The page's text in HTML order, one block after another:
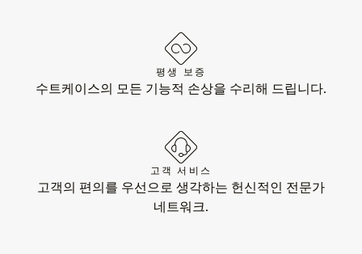
평생 보증
수트케이스의 모든 기능적 손상을 수리해 드립니다.
고객 서비스
고객의 편의를 우선으로 생각하는 헌신적인 전문가
네트워크.